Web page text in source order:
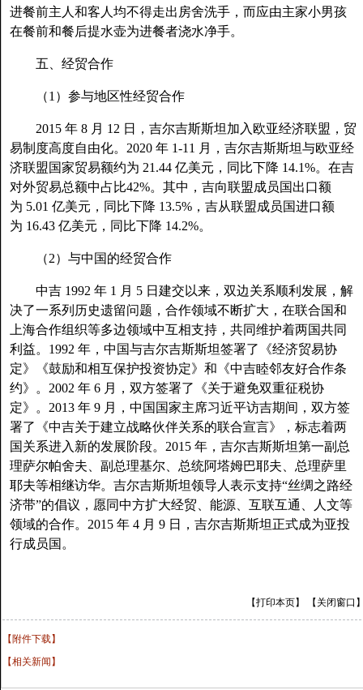
进餐前主人和客人均不得走出房舍洗手，而应由主家小男孩
在餐前和餐后提水壶为进餐者浇水净手。
五、经贸合作
（1）参与地区性经贸合作
2015 年 8 月 12 日，吉尔吉斯斯坦加入欧亚经济联盟，贸
易制度高度自由化。2020 年 1-11 月，吉尔吉斯斯坦与欧亚经
济联盟国家贸易额约为 21.44 亿美元，同比下降 14.1%。在吉
对外贸易总额中占比42%。其中，吉向联盟成员国出口额
为 5.01 亿美元，同比下降 13.5%，吉从联盟成员国进口额
为 16.43 亿美元，同比下降 14.2%。
（2）与中国的经贸合作
中吉 1992 年 1 月 5 日建交以来，双边关系顺利发展，解
决了一系列历史遗留问题，合作领域不断扩大，在联合国和
上海合作组织等多边领域中互相支持，共同维护着两国共同
利益。1992 年，中国与吉尔吉斯斯坦签署了《经济贸易协
定》《鼓励和相互保护投资协定》和《中吉睦邻友好合作条
约》。2002 年 6 月，双方签署了《关于避免双重征税协
定》。2013 年 9 月，中国国家主席习近平访吉期间，双方签
署了《中吉关于建立战略伙伴关系的联合宣言》，标志着两
国关系进入新的发展阶段。2015 年，吉尔吉斯斯坦第一副总
理萨尔帕舍夫、副总理基尔、总统阿塔姆巴耶夫、总理萨里
耶夫等相继访华。吉尔吉斯斯坦领导人表示支持“丝绸之路经
济带”的倡议，愿同中方扩大经贸、能源、互联互通、人文等
领域的合作。2015 年 4 月 9 日，吉尔吉斯斯坦正式成为亚投
行成员国。
【打印本页】 【关闭窗口
【附件下载】
【相关新闻】